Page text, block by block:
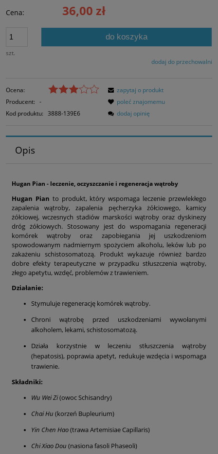
Cena: 36,00 zł
szt.
do koszyka
dodaj do przechowalni
Ocena:
Producent: -
Kod produktu: 3888-139E6
zapytaj o produkt
poleć znajomemu
dodaj opinię
Opis
Hugan Pian - leczenie, oczyszczanie i regeneracja wątroby
Hugan Pian to produkt, który wspomaga leczenie przewlekłego
zapalenia wątroby, zapalenia pęcherzyka żółciowego, kamicy
żółciowej, wczesnych stadiów marskości wątroby oraz dyskinezy
dróg żółciowych. Stosowany jest do wspomagania regeneracji
komórek wątroby oraz zapobiegania jej uszkodzeniom
spowodowanym nadmiernym spożyciem alkoholu, leków lub po
zakażeniu schistosomatozą. Produkt wykazuje również bardzo
dobre efekty terapeutyczne w przypadku stłuszczenia wątroby,
złego apetytu, wzdęć, problemów z trawieniem.
Działanie:
Stymuluje regenerację komórek wątroby.
Chroni wątrobę przed uszkodzeniami wywołanymi
alkoholem, lekami, schistosomatozą.
Działa korzystnie w leczeniu stłuszczenia wątroby
(hepatosis), poprawia apetyt, redukuje wzdęcia i wspomaga
trawienie.
Składniki:
Wu Wei Zi(owoc Schisandry)
Chai Hu (korzeń Bupleurium)
Yin Chen Hao(trawa Artemisiae Capillaris)
Chi Xiao Dou (nasiona fasoli Phaseoli)